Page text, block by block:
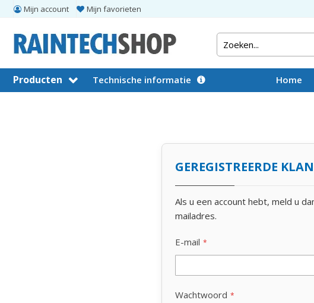
Mijn account Mijn favorieten
Producten Technische informatie Home
GEREGISTREERDE
Als u een account hebt, meld u
mailadres.
E-mail
Wachtwoord